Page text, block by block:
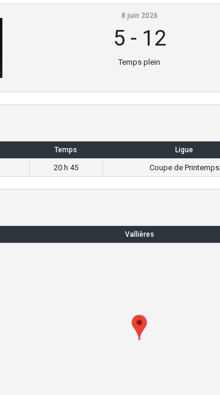
8 juin 2026
5- 12
Temps plein
Temps Ligue
20 h 45 Coupe de Printemps
Vallières